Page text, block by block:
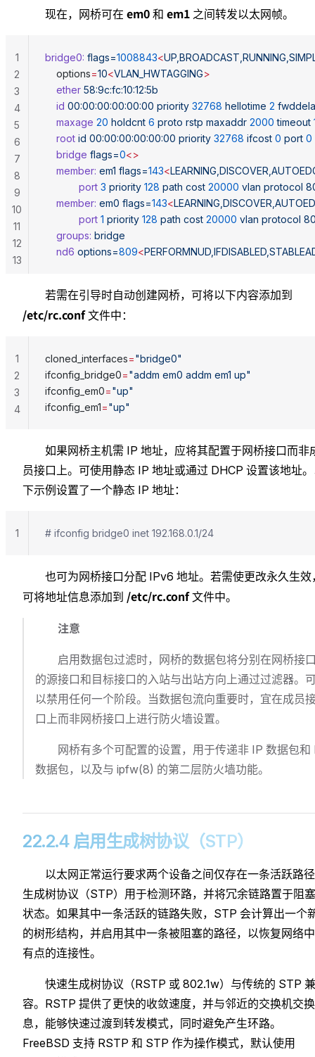
现在，网桥可在 em0 和 em1 之间转发以太网帧。
bridge0: flags=1008843<
	options
=10<VLAN_HWTAGGING>
	ether
58:9c:fc:10:12:5b
	id
00:00:00:00:00:00 priority 32768 hellotime 2
	maxage
20 holdcnt 6 proto rstp maxaddr 2000 timeout
	root
id 00:00:00:00:00:00 priority 32768 ifcost 0 port 0
	bridge
flags=0<>
	member:
em1 flags=143<
	        port
3 priority 128 path cost 20000 vlan protocol
	member:
em0 flags=143<
	        port
1 priority 128 path cost 20000 vlan protocol
	groups:
bridge
	nd6
options=809<
1
2
3
4
5
6
7
8
9
10
11
12
13
若需在引导时自动创建网桥，可将以下内容添加到
/etc/rc.conf文件中：
cloned_interfaces="bridge0"
ifconfig_bridge0="addm em0 addm em1 up"
ifconfig_em0="up"
ifconfig_em1="up"
1
2
3
4
如果网桥主机需 IP 地址，应将其配置于网桥接口而非
员接口上。可使用静态 IP 地址或通过 DHCP 设置该地址
下示例设置了一个静态 IP 地址：
# ifconfig bridge0 inet 192.168.0.1/24
1
也可为网桥接口分配 IPv6 地址。若需使更改永久生效
可将地址信息添加到 /etc/rc.conf文件中。
注意
启用数据包过滤时，网桥的数据包将分别在网桥接
的源接口和目标接口的入站与出站方向上通过过滤器。
以禁用任何一个阶段。当数据包流向重要时，宜在成员
口上而非网桥接口上进行防火墙设置。
网桥有多个可配置的设置，用于传递非 IP 数据包和
数据包，以及与 ipfw(8) 的第二层防火墙功能。
22.2.4 启用生成树协议（STP）
以太网正常运行要求两个设备之间仅存在一条活跃路
生成树协议（STP）用于检测环路，并将冗余链路置于阻塞
状态。如果其中一条活跃的链路失败，STP 会计算出一个
的树形结构，并启用其中一条被阻塞的路径，以恢复网络
有点的连接性。
快速生成树协议（RSTP 或 802.1w）与传统的 STP 兼
容。RSTP 提供了更快的收敛速度，并与邻近的交换机交
息，能够快速过渡到转发模式，同时避免产生环路。
FreeBSD 支持 RSTP 和 STP 作为操作模式，默认使用